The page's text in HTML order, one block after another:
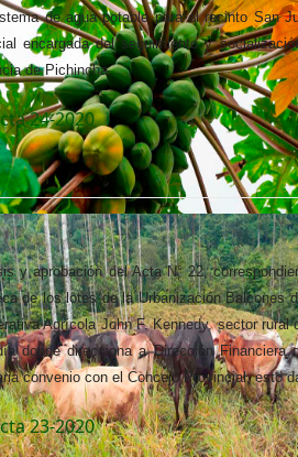
de agua potable para el recinto San
encargada del seguimiento y
de Pichincha.
24-2020
y aprobación del Acta N° 22,
de los lotes de la Urbanización Balcones
Agrícola John F. Kennedy, sector
donde direcciona a Dirección
convenio con el Concejo Provincial, esto
23-2020